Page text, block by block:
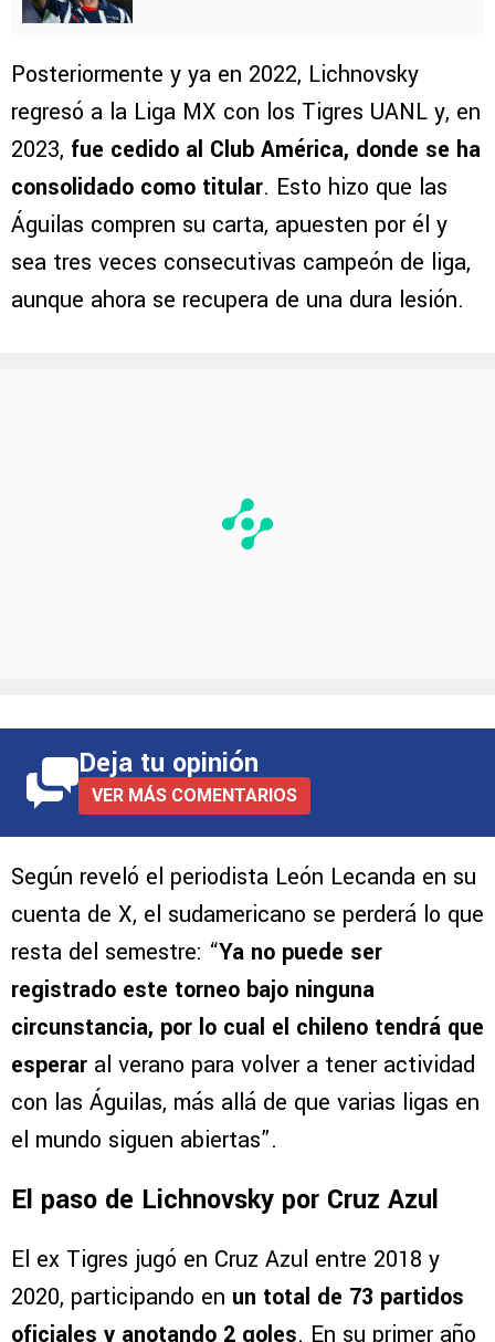
Posteriormente y ya en 2022, Lichnovsky
regresó a la Liga MX con los Tigres UANL y, en
2023, fue cedido al Club América, donde se ha
consolidado como titular. Esto hizo que las
Águilas compren su carta, apuesten por él y
sea tres veces consecutivas campeón de liga,
aunque ahora se recupera de una dura lesión.
Deja tu opinión
VER MÁS COMENTARIOS
Según reveló el periodista León Lecanda en su
cuenta de X, el sudamericano se perderá lo que
resta del semestre: “Ya no puede ser
registrado este torneo bajo ninguna
circunstancia, por lo cual el chileno tendrá que
esperar al verano para volver a tener actividad
con las Águilas, más allá de que varias ligas en
el mundo siguen abiertas”.
El paso de Lichnovsky por Cruz Azul
El ex Tigres jugó en Cruz Azul entre 2018 y
2020, participando en un total de 73 partidos
oficiales y anotando 2 goles. En su primer año